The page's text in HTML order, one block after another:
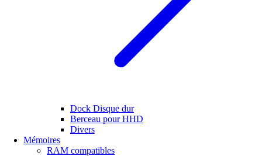
Dock Disque dur
Berceau pour HHD
Divers
Mémoires
RAM compatibles